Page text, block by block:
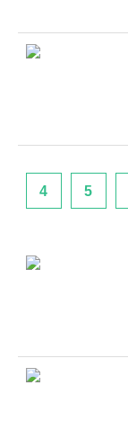
4 5